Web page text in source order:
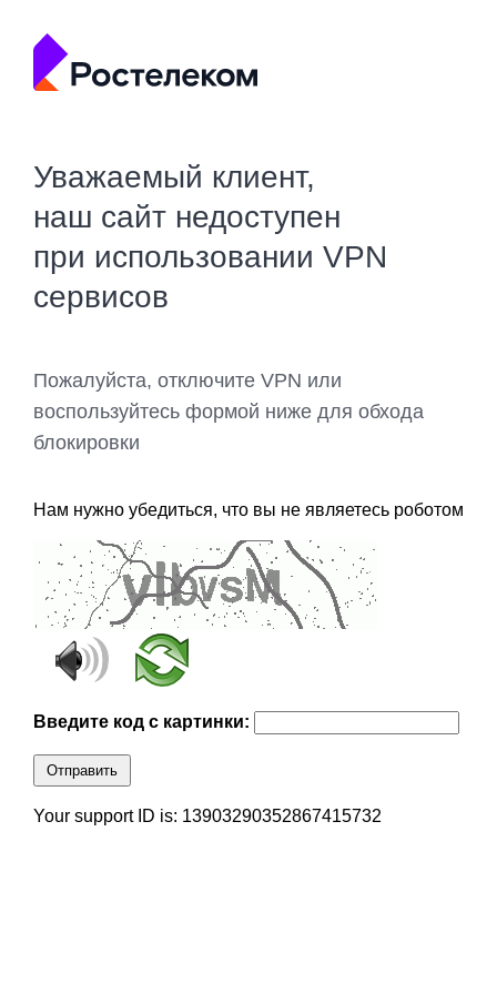
Уважаемый клиент,
наш сайт недоступен
при использовании VPN
сервисов
Пожалуйста, отключите VPN или
воспользуйтесь формой ниже для обхода
блокировки
Нам нужно убедиться, что вы не являетесь роботом
Введите код с картинки:
Отправить
Your support ID is: 13903290352867415732